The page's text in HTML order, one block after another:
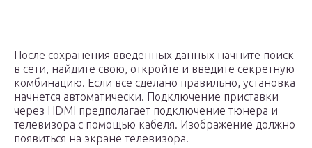
После сохранения введенных данных начните поиск
в сети, найдите свою, откройте и введите секретную
комбинацию. Если все сделано правильно, установка
начнется автоматически. Подключение приставки
через HDMI предполагает подключение тюнера и
телевизора с помощью кабеля. Изображение должно
появиться на экране телевизора.